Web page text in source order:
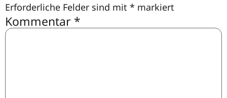
Erforderliche Felder sind mit * markiert
Kommentar *